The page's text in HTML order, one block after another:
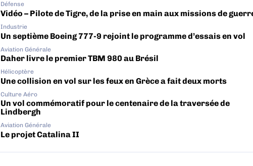
Défense
Vidéo – Pilote de Tigre, de la prise en main aux missions de
Industrie
Un septième Boeing 777-9 rejoint le programme d’essais en vol
Aviation Générale
Daher livre le premier TBM 980 au Brésil
Hélicoptère
Une collision en vol sur les feux en Grèce a fait deux morts
Culture Aéro
Un vol commémoratif pour le centenaire de la traversée de
Lindbergh
Aviation Générale
Le projet Catalina II